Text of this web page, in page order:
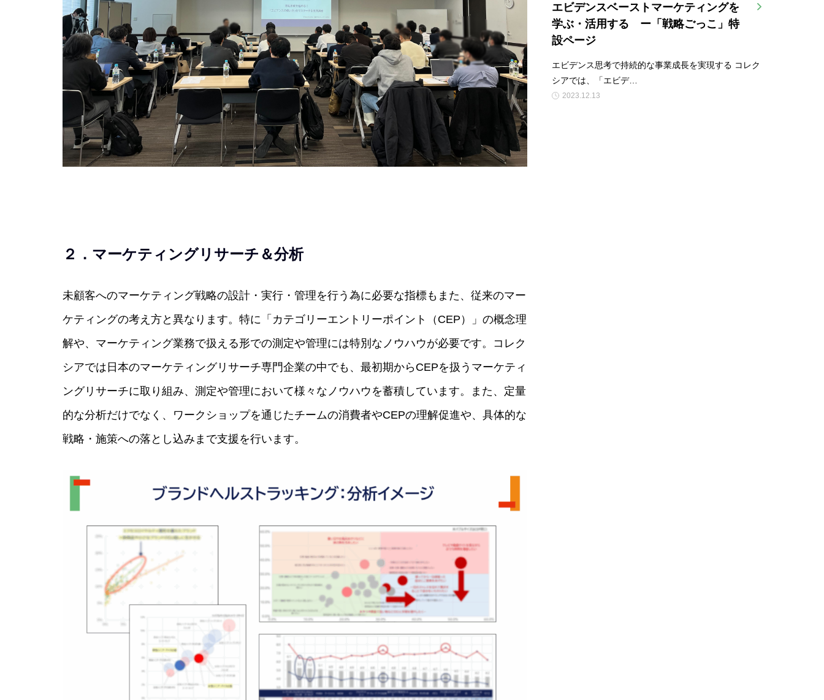
２．マーケティングリサーチ＆分析
未顧客へのマーケティング戦略の設計・実行・管理を行う為に必要な指標もまた、従来のマー
ケティングの考え方と異なります。特に「カテゴリーエントリーポイント（CEP）」の概念理
解や、マーケティング業務で扱える形での測定や管理には特別なノウハウが必要です。コレク
シアでは日本のマーケティングリサーチ専門企業の中でも、最初期からCEPを扱うマーケティ
ングリサーチに取り組み、測定や管理において様々なノウハウを蓄積しています。また、定量
的な分析だけでなく、ワークショップを通じたチームの消費者やCEPの理解促進や、具体的な
戦略・施策への落とし込みまで支援を行います。
エビデンスベーストマーケティングを
学ぶ・活用する ー「戦略ごっこ」特
設ページ
エビデンス思考で持続的な事業成長を実現する コレク
シアでは、「エビデ…
2023.12.13